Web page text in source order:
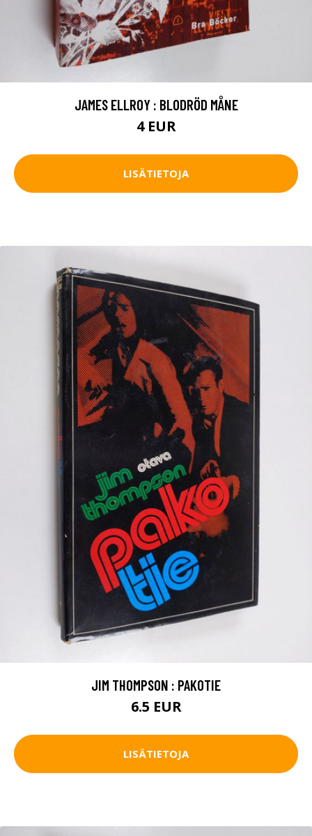
JAMES ELLROY : BLODRÖD MÅNE
4 EUR
LISÄTIETOJA
JIM THOMPSON : PAKOTIE
6.5 EUR
LISÄTIETOJA